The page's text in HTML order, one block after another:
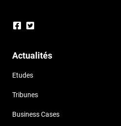
Actualités
Etudes
Tribunes
Business Cases